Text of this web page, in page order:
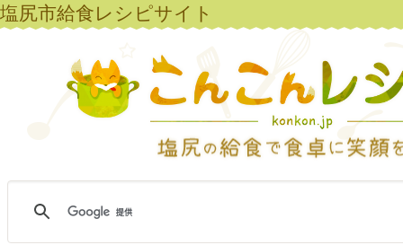
塩尻市給食レシピサイト